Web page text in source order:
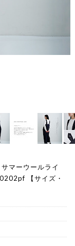
マーウールライ
【サイズ・